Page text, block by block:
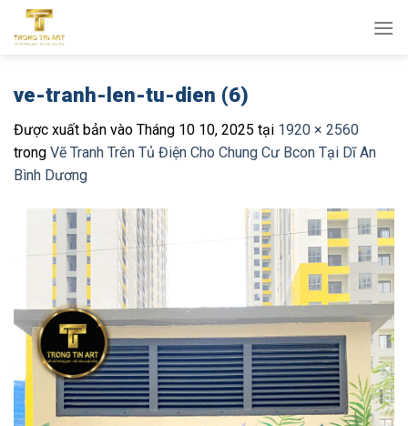
qua
ve-tranh-len-tu-dien (6)
Được xuất bản vào Tháng 10 10, 2025 tại 1920 × 2560
trong Vẽ Tranh Trên Tủ Điện Cho Chung Cư Bcon Tại Dĩ An
Bình Dương